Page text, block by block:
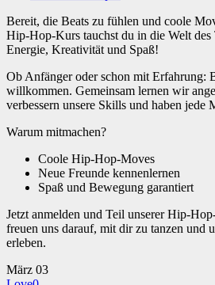
Bereit, die Beats zu fühlen und coole
Hip-Hop-Kurs tauchst du in die Welt des
Energie, Kreativität und Spaß!
Ob Anfänger oder schon mit Erfahrung:
willkommen. Gemeinsam lernen wir
verbessern unsere Skills und haben jede
Warum mitmachen?
Coole Hip-Hop-Moves
Neue Freunde kennenlernen
Spaß und Bewegung garantiert
Jetzt anmelden und Teil unserer Hip-
freuen uns darauf, mit dir zu tanzen und
erleben.
März 03